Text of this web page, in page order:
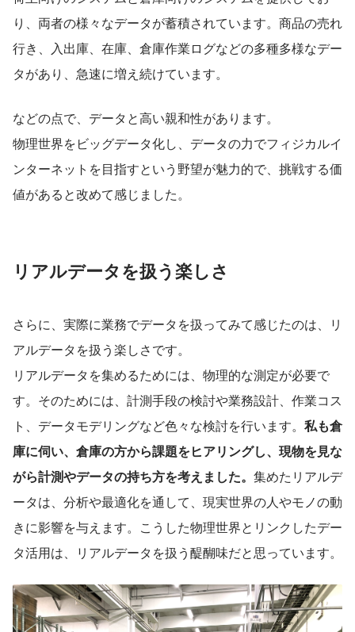
り、両者の様々なデータが蓄積されています。商品の売れ
行き、入出庫、在庫、倉庫作業ログなどの多種多様なデー
タがあり、急速に増え続けています。
などの点で、データと高い親和性があります。
物理世界をビッグデータ化し、データの力でフィジカルイ
ンターネットを目指すという野望が魅力的で、挑戦する価
値があると改めて感じました。
リアルデータを扱う楽しさ
さらに、実際に業務でデータを扱ってみて感じたのは、リ
アルデータを扱う楽しさです。
リアルデータを集めるためには、物理的な測定が必要で
す。そのためには、計測手段の検討や業務設計、作業コス
ト、データモデリングなど色々な検討を行います。 私も倉
庫に伺い、倉庫の方から課題をヒアリングし、現物を見な
がら計測やデータの持ち方を考えました。 集めたリアルデ
ータは、分析や最適化を通して、現実世界の人やモノの動
きに影響を与えます。こうした物理世界とリンクしたデー
タ活用は、リアルデータを扱う醍醐味だと思っています。